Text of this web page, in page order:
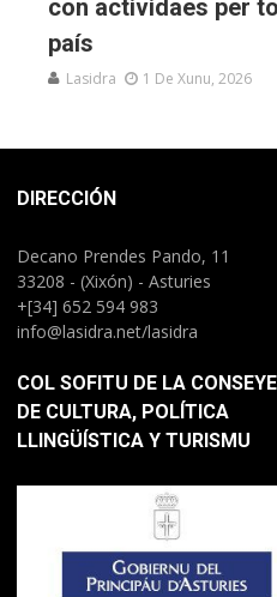
con actividaes per tol
país
Lasidra 1 De Xunu, 2026
DIRECCIÓN
Decano Prendes Pando, 11
33208 - (Xixón) - Asturies
+[34] 652 594 983
info@lasidra.net/lasidra
COL SOFITU DE LA
DE CULTURA, POLÍTICA
LLINGÜÍSTICA Y TURISMU